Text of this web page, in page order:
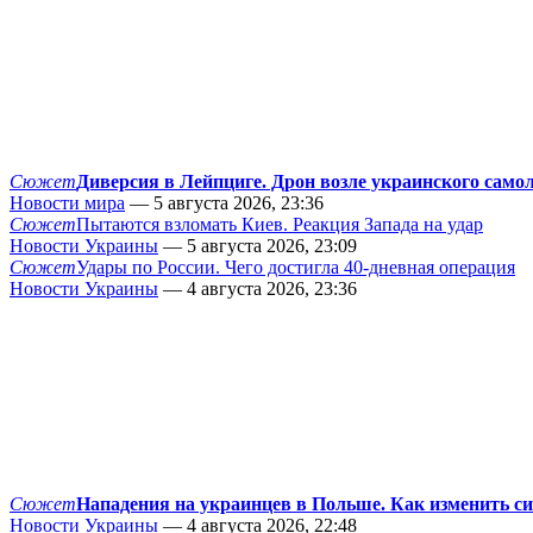
СюжетДиверсия в Лейпциге. Дрон возле украинского
Новости мира — 5 августа 2026, 23:36
СюжетПытаются взломать Киев. Реакция Запада на удар
Новости Украины — 5 августа 2026, 23:09
СюжетУдары по России. Чего достигла 40-дневная операция
Новости Украины — 4 августа 2026, 23:36
СюжетНападения на украинцев в Польше. Как изменить
Новости Украины — 4 августа 2026, 22:48